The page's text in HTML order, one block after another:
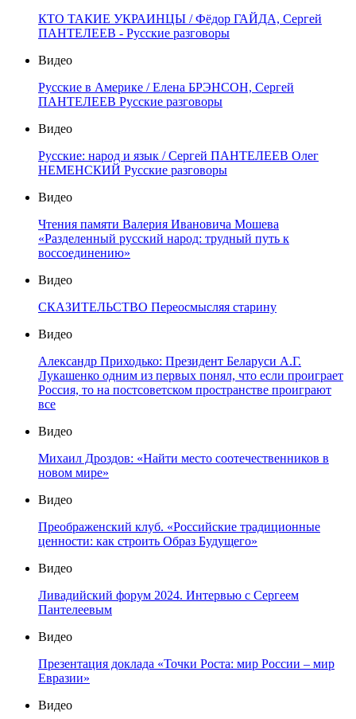
КТО ТАКИЕ УКРАИНЦЫ / Фёдор ГАЙДА, Сергей
ПАНТЕЛЕЕВ - Русские разговоры
Видео
Русские в Америке / Елена БРЭНСОН, Сергей
ПАНТЕЛЕЕВ Русские разговоры
Видео
Русские: народ и язык / Сергей ПАНТЕЛЕЕВ Олег
НЕМЕНСКИЙ Русские разговоры
Видео
Чтения памяти Валерия Ивановича Мошева
«Разделенный русский народ: трудный путь к
воссоединению»
Видео
СКАЗИТЕЛЬСТВО Переосмысляя старину
Видео
Александр Приходько: Президент Беларуси А.Г.
Лукашенко одним из первых понял, что если проиграет
Россия, то на постсоветском пространстве проиграют
все
Видео
Михаил Дроздов: «Найти место соотечественников в
новом мире»
Видео
Преображенский клуб. «Российские традиционные
ценности: как строить Образ Будущего»
Видео
Ливадийский форум 2024. Интервью с Сергеем
Пантелеевым
Видео
Презентация доклада «Точки Роста: мир России – мир
Евразии»
Видео